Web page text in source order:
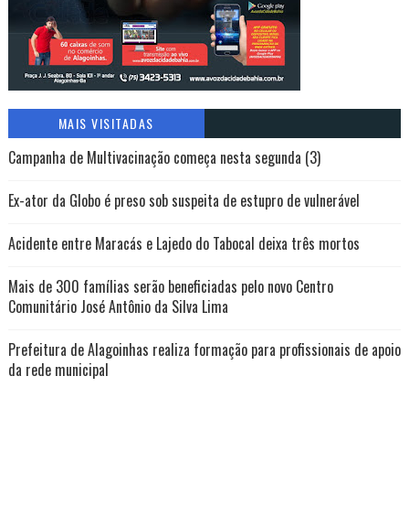
MAIS VISITADAS
Campanha de Multivacinação começa nesta segunda (3)
Ex-ator da Globo é preso sob suspeita de estupro de vulnerável
Acidente entre Maracás e Lajedo do Tabocal deixa três mortos
Mais de 300 famílias serão beneficiadas pelo novo Centro
Comunitário José Antônio da Silva Lima
Prefeitura de Alagoinhas realiza formação para profissionais de apoio
da rede municipal